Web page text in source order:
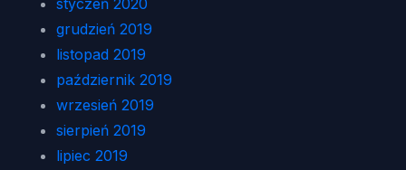
grudzień 2019
listopad 2019
październik 2019
wrzesień 2019
sierpień 2019
lipiec 2019